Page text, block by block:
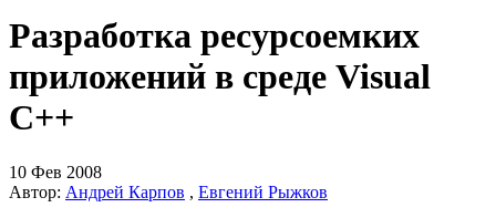
Разработка ресурсоемких
приложений в среде Visual
C++
10 Фев 2008
Автор: Андрей Карпов , Евгений Рыжков